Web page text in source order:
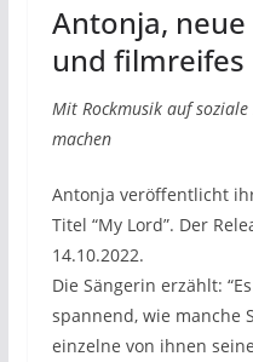
Antonja, neue
und filmreifes
Mit Rockmusik auf
machen
Antonja veröffentlicht
Titel “My Lord”. Der
14.10.2022.
Die Sängerin erzählt:
spannend, wie manche
einzelne von ihnen